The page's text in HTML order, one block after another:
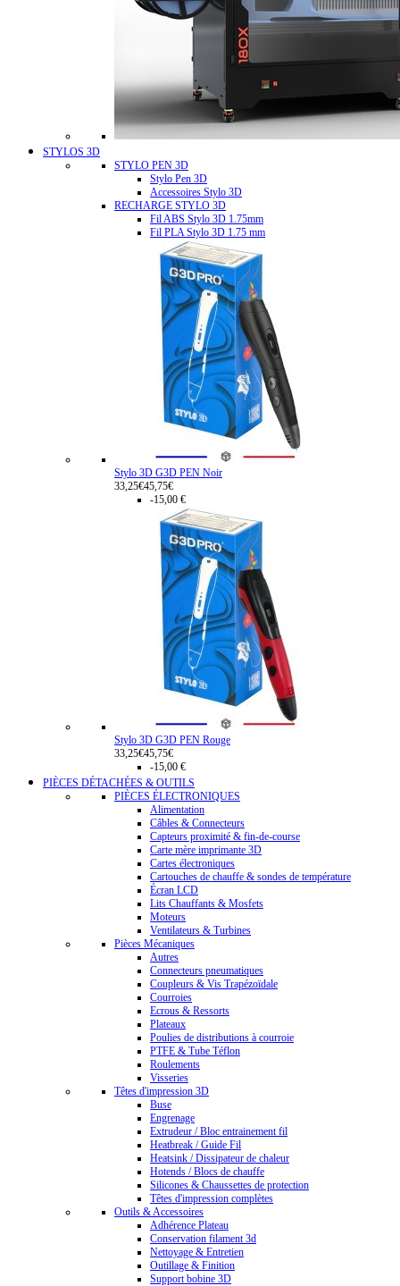
STYLOS 3D
STYLO PEN 3D
Stylo Pen 3D
Accessoires Stylo 3D
RECHARGE STYLO 3D
Fil ABS Stylo 3D 1.75mm
Fil PLA Stylo 3D 1.75 mm
Stylo 3D G3D PEN Noir
33,25€45,75€
-15,00 €
Stylo 3D G3D PEN Rouge
33,25€45,75€
-15,00 €
PIÈCES DÉTACHÉES & OUTILS
PIÈCES ÉLECTRONIQUES
Alimentation
Câbles & Connecteurs
Capteurs proximité & fin-de-course
Carte mère imprimante 3D
Cartes électroniques
Cartouches de chauffe & sondes de température
Écran LCD
Lits Chauffants & Mosfets
Moteurs
Ventilateurs & Turbines
Pièces Mécaniques
Autres
Connecteurs pneumatiques
Coupleurs & Vis Trapézoïdale
Courroies
Ecrous & Ressorts
Plateaux
Poulies de distributions à courroie
PTFE & Tube Téflon
Roulements
Visseries
Têtes d'impression 3D
Buse
Engrenage
Extrudeur / Bloc entrainement fil
Heatbreak / Guide Fil
Heatsink / Dissipateur de chaleur
Hotends / Blocs de chauffe
Silicones & Chaussettes de protection
Têtes d'impression complètes
Outils & Accessoires
Adhérence Plateau
Conservation filament 3d
Nettoyage & Entretien
Outillage & Finition
Support bobine 3D